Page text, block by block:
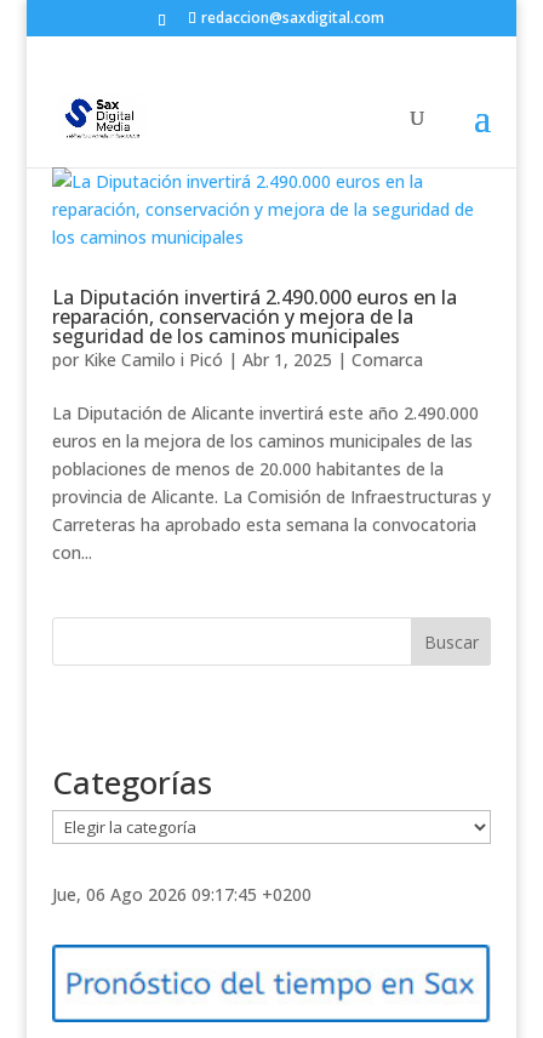
redaccion@saxdigital.com
La Diputación invertirá 2.490.000 euros en la
reparación, conservación y mejora de la
seguridad de los caminos municipales
por Kike Camilo i Picó | Abr 1, 2025 | Comarca
La Diputación de Alicante invertirá este año 2.490.000
euros en la mejora de los caminos municipales de las
poblaciones de menos de 20.000 habitantes de la
provincia de Alicante. La Comisión de Infraestructuras y
Carreteras ha aprobado esta semana la convocatoria
con...
Categorías
a
e
í
Jue, 06 Ago 2026 09:17:45 +0200